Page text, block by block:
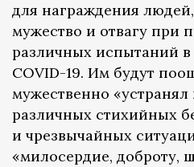
для награждения
мужество и отвагу при
различных испытаний
COVID-19. Им будут
мужественно «устранял
различных стихийных
и чрезвычайных
«милосердие, доброту,